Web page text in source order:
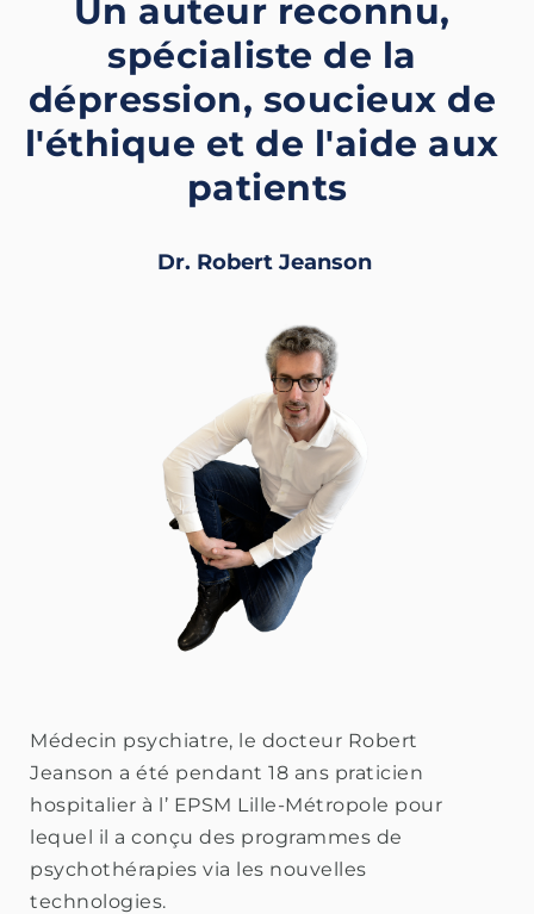
Un auteur reconnu,
spécialiste de la
dépression, soucieux de
l'éthique et de l'aide aux
patients
Dr. Robert Jeanson
Médecin psychiatre, le docteur Robert
Jeanson a été pendant 18 ans praticien
hospitalier à l’ EPSM Lille-Métropole pour
lequel il a conçu des programmes de
psychothérapies via les nouvelles
technologies.